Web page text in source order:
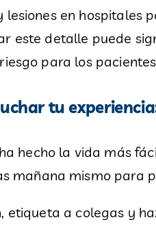
lesiones en hospitales
este detalle puede
para los
tu
hecho la vida más
mañana mismo para
etiqueta a colegas y